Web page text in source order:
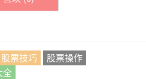
股票技巧
股票操作
全